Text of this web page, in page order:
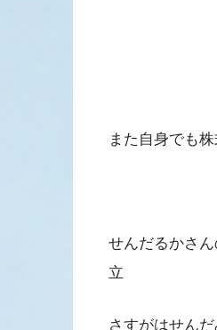
また自身でも
せんだるかさ
立
さすがはせん